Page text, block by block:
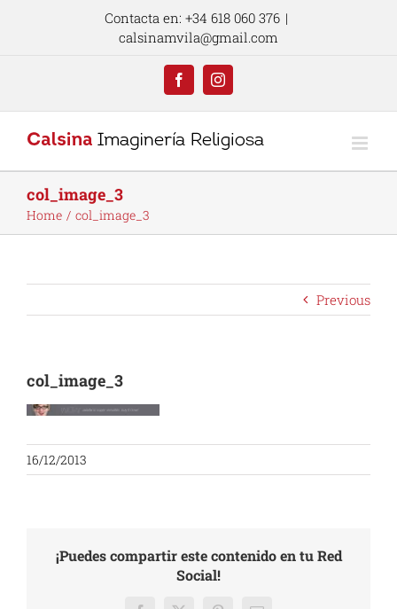
Contacta en: +34 618 060 376 |
calsinamvila@gmail.com
FacebookInstagram
col_image_3
Home col_image_3
Previous
col_image_3
16/12/2013
¡Puedes compartir este contenido en tu Red
Social!